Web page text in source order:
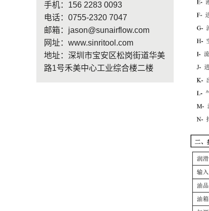
手机：156 2283 0093
电话：0755-2320 7047
邮箱：jason@sunairflow.com
网址：www.sinritool.com
地址：深圳市宝安区松岗街道华美
路1号禾美中心工业综合楼二楼